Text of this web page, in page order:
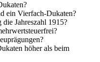
ein Vierfach-Dukaten?
Jahreszahl 1915?
höher als beim